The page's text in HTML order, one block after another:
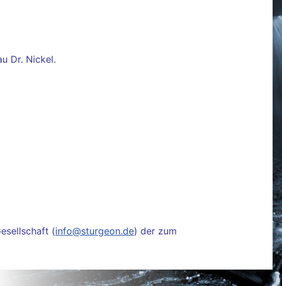
Dr. Nickel.
(info@sturgeon.de) der zum